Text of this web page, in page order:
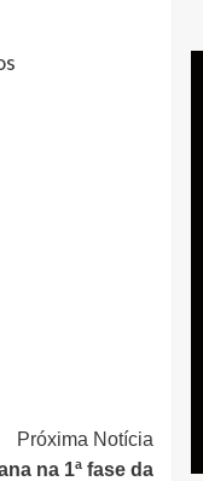
Próxima Notícia
na 1ª fase da